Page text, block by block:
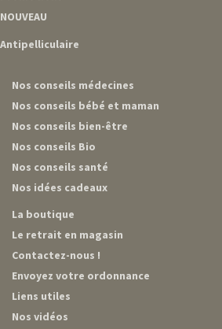
NOUVEAU
Antipelliculaire
Nos conseils médecines
Nos conseils bébé et maman
Nos conseils bien-être
Nos conseils Bio
Nos conseils santé
Nos idées cadeaux
La boutique
Le retrait en magasin
Contactez-nous !
Envoyez votre ordonnance
Liens utiles
Nos vidéos